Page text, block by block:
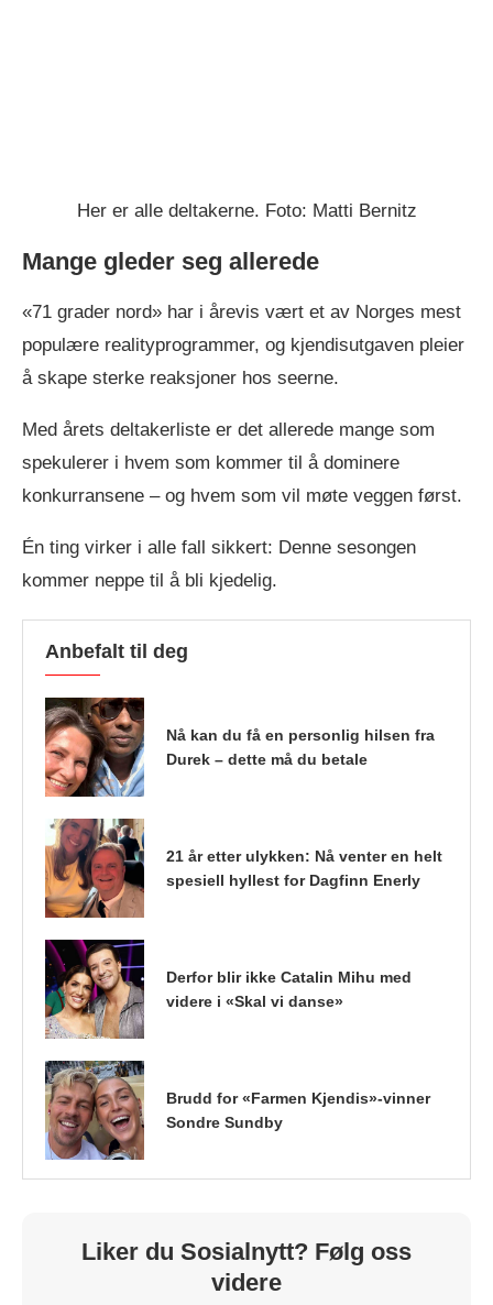
Her er alle deltakerne. Foto: Matti Bernitz
Mange gleder seg allerede
«71 grader nord» har i årevis vært et av Norges mest
populære realityprogrammer, og kjendisutgaven pleier
å skape sterke reaksjoner hos seerne.
Med årets deltakerliste er det allerede mange som
spekulerer i hvem som kommer til å dominere
konkurransene – og hvem som vil møte veggen først.
Én ting virker i alle fall sikkert: Denne sesongen
kommer neppe til å bli kjedelig.
Anbefalt til deg
Nå kan du få en personlig hilsen fra
Durek – dette må du betale
21 år etter ulykken: Nå venter en helt
spesiell hyllest for Dagfinn Enerly
Derfor blir ikke Catalin Mihu med
videre i «Skal vi danse»
Brudd for «Farmen Kjendis»-vinner
Sondre Sundby
Liker du Sosialnytt? Følg oss
videre